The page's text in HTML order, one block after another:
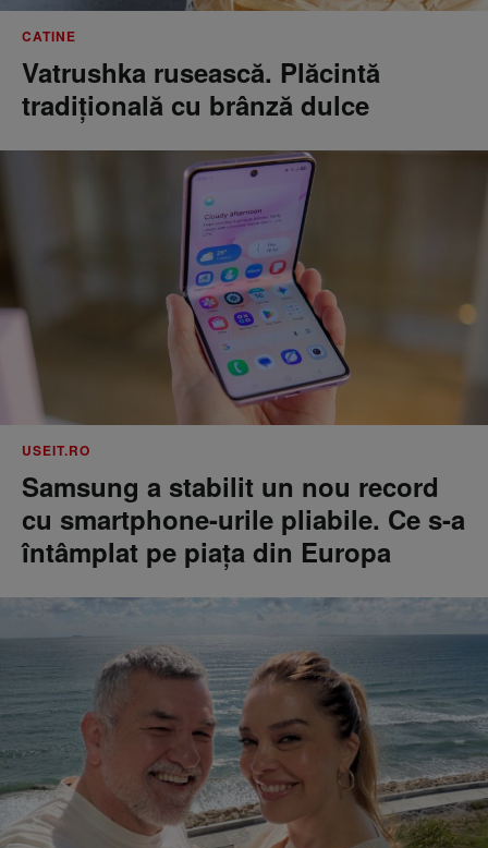
CATINE
Vatrushka rusească. Plăcintă
tradițională cu brânză dulce
USEIT.RO
Samsung a stabilit un nou record
cu smartphone-urile pliabile. Ce s-a
întâmplat pe piața din Europa